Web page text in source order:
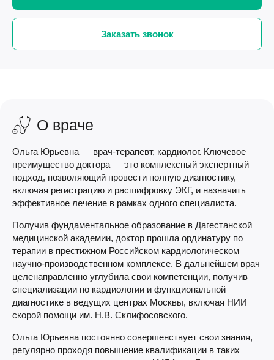
Заказать звонок
О враче
Ольга Юрьевна — врач-терапевт, кардиолог. Ключевое
преимущество доктора — это комплексный экспертный
подход, позволяющий провести полную диагностику,
включая регистрацию и расшифровку ЭКГ, и назначить
эффективное лечение в рамках одного специалиста.
Получив фундаментальное образование в Дагестанской
медицинской академии, доктор прошла ординатуру по
терапии в престижном Российском кардиологическом
научно-производственном комплексе. В дальнейшем врач
целенаправленно углубила свои компетенции, получив
специализации по кардиологии и функциональной
диагностике в ведущих центрах Москвы, включая НИИ
скорой помощи им. Н.В. Склифосовского.
Ольга Юрьевна постоянно совершенствует свои знания,
регулярно проходя повышение квалификации в таких